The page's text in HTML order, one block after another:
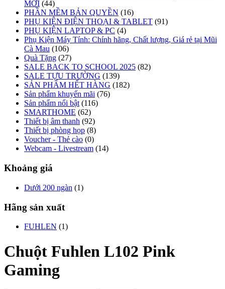
MỚI (44)
PHẦN MỀM BẢN QUYỀN (16)
PHỤ KIỆN ĐIỆN THOẠI & TABLET (91)
PHỤ KIỆN LAPTOP & PC (4)
Phụ Kiện Máy Tính: Chính hãng, Chất lượng, Giá rẻ tại Mũi
Cà Mau (106)
Quà Tặng (27)
SALE BACK TO SCHOOL 2025 (82)
SALE TỰU TRƯỜNG (139)
SẢN PHẨM HẾT HÀNG (182)
Sản phẩm khuyến mãi (76)
Sản phẩm nổi bật (116)
SMARTHOME (62)
Thiết bị âm thanh (92)
Thiết bị phòng họp (8)
Voucher - Thẻ cào (0)
Webcam - Livestream (14)
Khoảng giá
Dưới 200 ngàn (1)
Hãng sản xuất
FUHLEN (1)
Chuột Fuhlen L102 Pink
Gaming